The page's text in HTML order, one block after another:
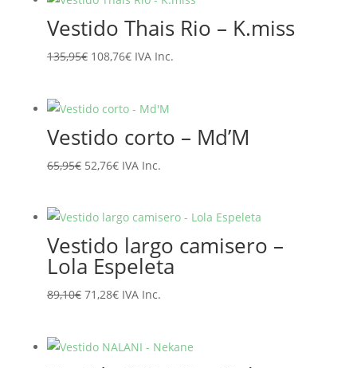
era:
129,90€.
es:
103,92€.
Vestido Thais Rio – K.miss
135,95€ El
era:
135,95€.
108,76€El
es:
108,76€.
IVA Inc.
Vestido corto – Md’M
65,95€ El
era:
65,95€.
52,76€El
es:
52,76€.
IVA Inc.
Vestido largo camisero –
Lola Espeleta
89,10€ El
era:
71,28€El
es:
IVA Inc.